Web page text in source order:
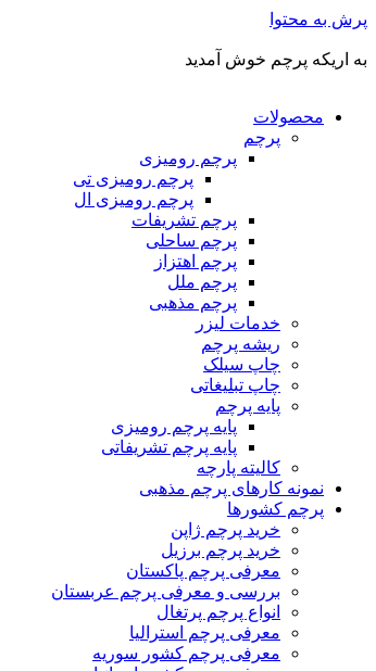
پرش به محتوا
به اریکه پرچم خوش آمدید
محصولات
پرچم
پرچم رومیزی
پرچم رومیزی تی
پرچم رومیزی ال
پرچم تشریفات
پرچم ساحلی
پرچم اهتزاز
پرچم ملل
پرچم مذهبی
خدمات لیزر
ریشه پرچم
چاپ سیلک
چاپ تبلیغاتی
پایه پرچم
پایه پرچم رومیزی
پایه پرچم تشریفاتی
کالیته پارچه
نمونه کارهای پرچم مذهبی
پرچم کشورها
خرید پرچم ژاپن
خرید پرچم برزیل
معرفی پرچم پاکستان
بررسی و معرفی پرچم عربستان
انواع پرچم پرتغال
معرفی پرچم استرالیا
معرفی پرچم کشور سوریه